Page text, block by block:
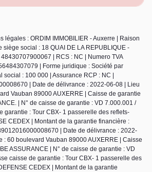
légales : ORDIM IMMOBILIER - Auxerre | Raison
siège social : 18 QUAI DE LA REPUBLIQUE -
| RCS : NC | Numero TVA
| Forme juridique : Société par
: 100 000 | Assurance RCP : NC |
| Date de délivrance : 2022-06-08 | Lieu
Vauban 89000 AUXERRE | Caisse de garantie
| N° de caisse de garantie : VD 7.000.001 /
garantie : Tour CBX- 1 passerelle des reflets-
CEDEX | Montant de la garantie financière :
| Date de délivrance : 2022-
: 60 boulevard Vauban 89000 AUXERRE | Caisse
ASSURANCE | N° de caisse de garantie : VD
caisse de garantie : Tour CBX- 1 passerelle des
CEDEX | Montant de la garantie